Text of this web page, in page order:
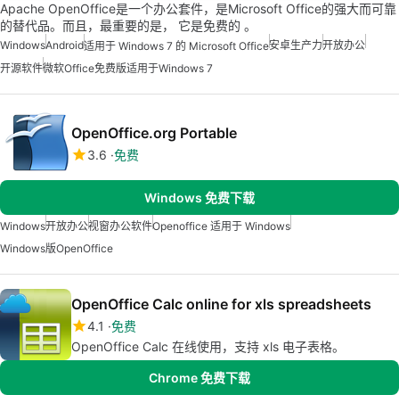
Apache OpenOffice是一个办公套件，是Microsoft Office的强大而可靠
的替代品。而且，最重要的是， 它是免费的 。
WindowsAndroid适用于 Windows 7 的 Microsoft Office安卓生产力开放办公
开源软件微软Office免费版适用于Windows 7
OpenOffice.org Portable
3.6 免费
Windows 免费下载
Windows开放办公视窗办公软件Openoffice 适用于 Windows
Windows版OpenOffice
OpenOffice Calc online for xls spreadsheets
4.1 免费
OpenOffice Calc 在线使用，支持 xls 电子表格。
Chrome 免费下载